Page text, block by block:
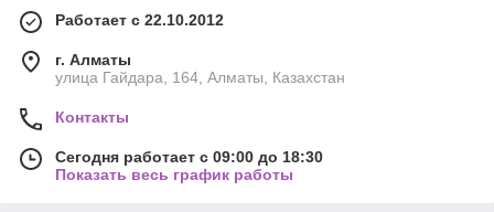
Работает с 22.10.2012
г. Алматы
улица Гайдара, 164, Алматы, Казахстан
Контакты
Сегодня работает с 09:00 до 18:30
Показать весь график работы